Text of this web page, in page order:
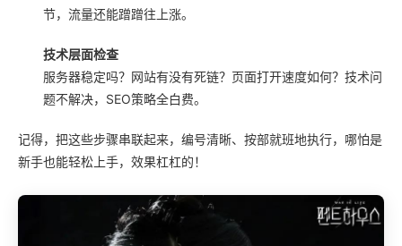
节，流量还能蹭蹭往上涨。
技术层面检查
服务器稳定吗？网站有没有死链？页面打开速度如何？技术问
题不解决，SEO策略全白费。
记得，把这些步骤串联起来，编号清晰、按部就班地执行，哪怕是
新手也能轻松上手，效果杠杠的！